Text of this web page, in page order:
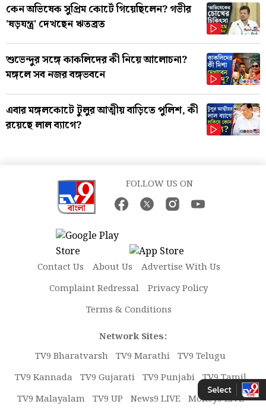
কেন অভিষেক সুপ্রিম কোর্টে গিয়েছিলেন? গভীর
'ষড়যন্ত্র' দেখছেন ঋতব্রত
শুভেন্দুর সঙ্গে কাকলিদের কী নিয়ে আলোচনা?
মঙ্গলে সব নজর বঙ্গভবনে
এবার মঙ্গলকোটে টুলুর আত্মীয় বাড়িতে পুলিশ, কী
রয়েছে লাল ব্যাগে?
FOLLOW US ON
Contact Us About Us
Advertise With Us
Complaint Redressal
Privacy Policy
Terms & Conditions
Network Sites:
TV9 Bharatvarsh TV9 Marathi TV9 Telugu
TV9 Kannada TV9 Gujarati TV9 Punjabi TV9 Tamil
TV9 Malayalam TV9 UP News9 LIVE Money9 LIVE